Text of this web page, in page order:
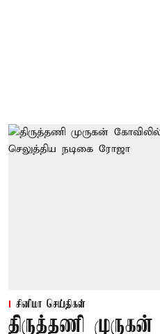
சினிமா செய்திகள்
திருத்தணி